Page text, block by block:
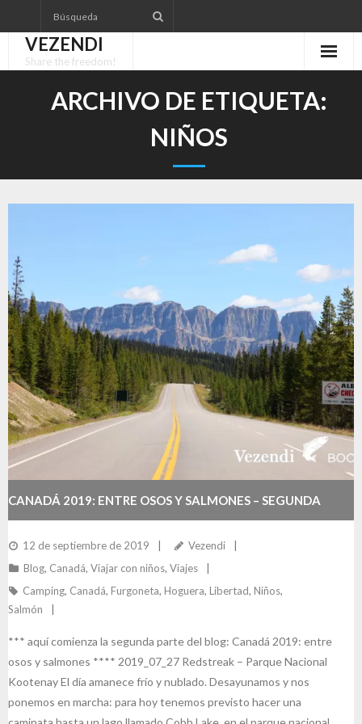
al
contenidoVEZENDI
Share the freedom!
ARCHIVO DE ETIQUETA:
NIÑOS
CANADÁ 2019: ENTRE OSOS Y SALMONES – SEGUNDA
PARTE
12 de septiembre de 2019
Vezendi
Blog, Canadá, Viajar con niños, Viajes
Camping, Canadá, Furgoneta, Hoguera, Libertad, Niños,
Salmón
*** aquí comienza la segunda parte del blog: Canadá 2019: entre
osos y salmones **** 2019_07_27 Redstreak – Parque Nacional
Kootenay El día amanece frío y nublado. Desayunamos y nos
ponemos en marcha: para hoy tenemos previsto hacer una